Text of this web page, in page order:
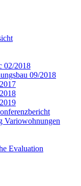
02/2018
09/2018
Variowohnungen
Evaluation